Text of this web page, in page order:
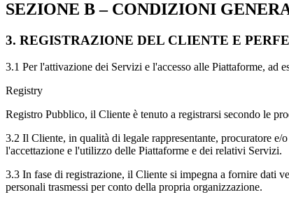
SEZIONE B – CONDIZIONI
3. REGISTRAZIONE DEL CLIENTE E
3.1 Per l'attivazione dei Servizi e l'accesso alle Piattaforme, ad
Registry
Registro Pubblico, il Cliente è tenuto a registrarsi secondo le
3.2 Il Cliente, in qualità di legale rappresentante, procuratore e/
l'accettazione e l'utilizzo delle Piattaforme e dei relativi Servizi.
3.3 In fase di registrazione, il Cliente si impegna a fornire dati
personali trasmessi per conto della propria organizzazione.